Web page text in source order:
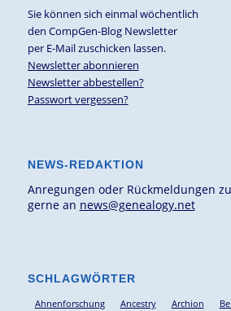
Sie können sich einmal wöchentlich
den CompGen-Blog Newsletter
per E-Mail zuschicken lassen.
Newsletter abonnieren
Newsletter abbestellen?
Passwort vergessen?
NEWS-REDAKTION
Anregungen oder Rückmeldungen
gerne an news@genealogy.net
SCHLAGWÖRTER
Ahnenforschung Ancestry Archion